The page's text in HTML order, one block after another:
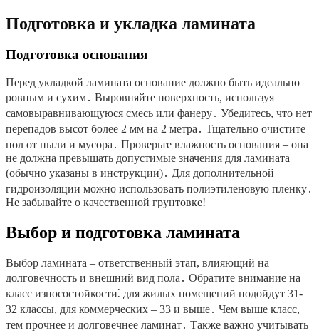
Подготовка и укладка ламината
Подготовка основания
Перед укладкой ламината основание должно быть идеально
ровным и сухим․ Выровняйте поверхность, используя
самовыравнивающуюся смесь или фанеру․ Убедитесь, что нет
перепадов высот более 2 мм на 2 метра․ Тщательно очистите
пол от пыли и мусора․ Проверьте влажность основания – она
не должна превышать допустимые значения для ламината
(обычно указаны в инструкции)․ Для дополнительной
гидроизоляции можно использовать полиэтиленовую пленку․
Не забывайте о качественной грунтовке!
Выбор и подготовка ламината
Выбор ламината – ответственный этап, влияющий на
долговечность и внешний вид пола․ Обратите внимание на
класс износостойкости⁚ для жилых помещений подойдут 31-
32 классы, для коммерческих – 33 и выше․ Чем выше класс,
тем прочнее и долговечнее ламинат․ Также важно учитывать